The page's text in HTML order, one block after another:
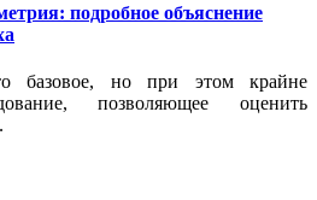
подробное объяснение
базовое, но при этом крайне
позволяющее оценить